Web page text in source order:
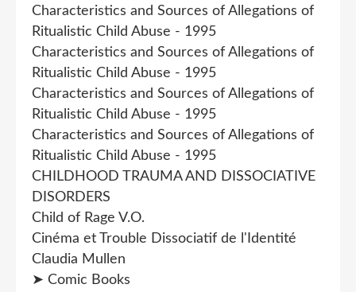
Characteristics and Sources of Allegations of
Ritualistic Child Abuse - 1995
Characteristics and Sources of Allegations of
Ritualistic Child Abuse - 1995
Characteristics and Sources of Allegations of
Ritualistic Child Abuse - 1995
Characteristics and Sources of Allegations of
Ritualistic Child Abuse - 1995
CHILDHOOD TRAUMA AND DISSOCIATIVE
DISORDERS
Child of Rage V.O.
Cinéma et Trouble Dissociatif de l'Identité
Claudia Mullen
➤ Comic Books